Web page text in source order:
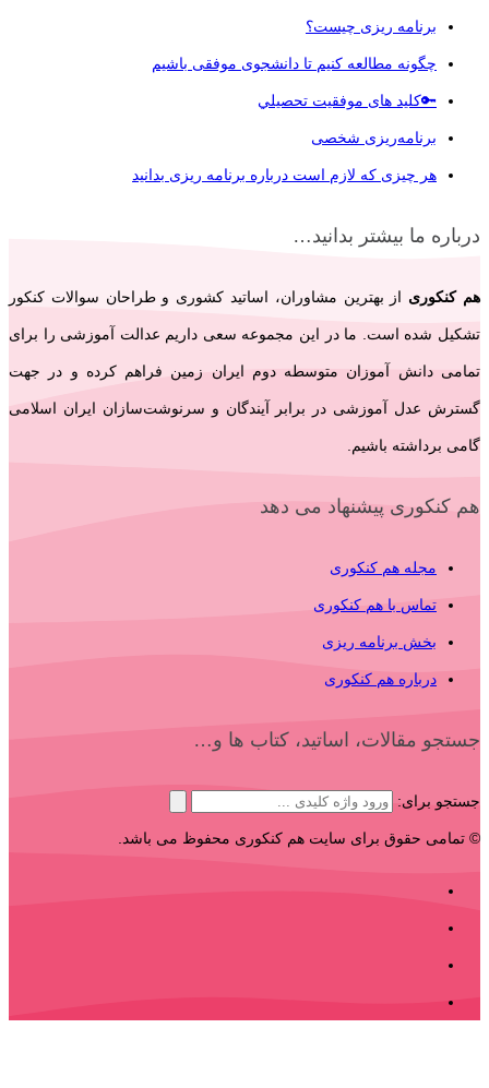
برنامه ریزی چیست؟
چگونه مطالعه کنیم تا دانشجوی موفقی باشیم
🔑کلید های موفقيت تحصيلي
برنامه‌ریزی شخصی
هر چیزی که لازم است درباره برنامه ریزی بدانید
درباره ما بیشتر بدانید…
هم کنکوری از بهترین مشاوران، اساتید کشوری و طراحان سوالات کنکور
تشکیل شده است. ما در این مجموعه سعی داریم عدالت آموزشی را برای
تمامی دانش آموزان متوسطه دوم ایران زمین فراهم کرده و در جهت
گسترش عدل آموزشی در برابر آیندگان و سرنوشت‌سازان ایران اسلامی‌
گامی برداشته باشیم.
هم کنکوری پیشنهاد می دهد
مجله هم کنکوری
تماس با هم کنکوری
بخش برنامه ریزی
درباره هم کنکوری
جستجو مقالات، اساتید، کتاب ها و…
جستجو برای:
© تمامی حقوق برای سایت هم کنکوری محفوظ می باشد.